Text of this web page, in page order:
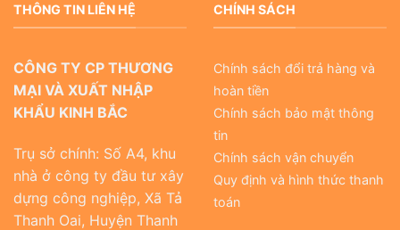
THÔNG TIN LIÊN HỆ
CÔNG TY CP THƯƠNG
MẠI VÀ XUẤT NHẬP
KHẨU KINH BẮC
Trụ sở chính: Số A4, khu
nhà ở công ty đầu tư xây
dựng công nghiệp, Xã Tả
Thanh Oai, Huyện Thanh
CHÍNH SÁCH
Chính sách đổi trả hàng và
hoàn tiền
Chính sách bảo mật thông
tin
Chính sách vận chuyển
Quy định và hình thức thanh
toán